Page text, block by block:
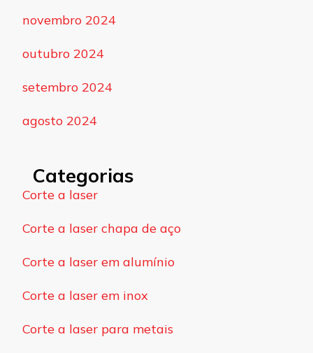
novembro 2024
outubro 2024
setembro 2024
agosto 2024
Categorias
Corte a laser
Corte a laser chapa de aço
Corte a laser em alumínio
Corte a laser em inox
Corte a laser para metais